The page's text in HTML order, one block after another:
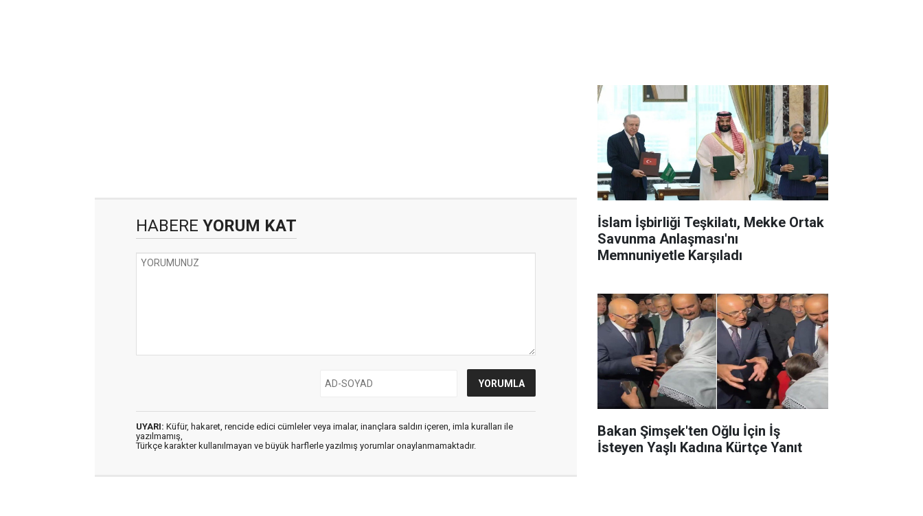
HABERE YORUM KAT
UYARI: Küfür, hakaret, rencide edici cümleler veya imalar, inançlara saldırı içeren, imla kuralları ile
yazılmamış,
Türkçe karakter kullanılmayan ve büyük harflerle yazılmış yorumlar onaylanmamaktadır.
İslam İşbirliği Teşkilatı, Mekke Ortak
Savunma Anlaşması'nı
Memnuniyetle Karşıladı
Bakan Şimşek'ten Oğlu İçin İş
İsteyen Yaşlı Kadına Kürtçe Yanıt